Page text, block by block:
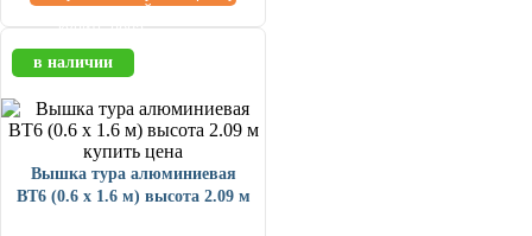
в наличии
Вышка тура алюминиевая
ВТ6 (0.6 х 1.6 м) высота 2.09 м